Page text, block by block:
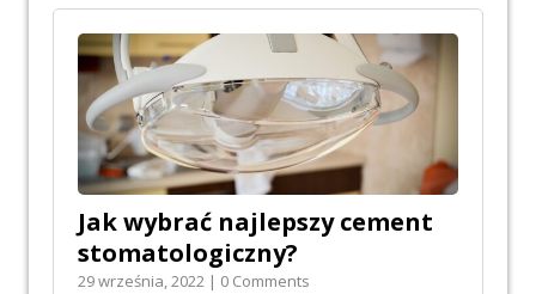
Jak wybrać najlepszy cement
stomatologiczny?
29 września, 2022 | 0 Comments